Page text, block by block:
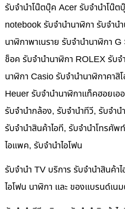
รับจำนำโน๊ตบุ๊ค Acer รับจำนำโน๊ต
notebook รับจำนำนาฬิกา รับจำน
นาฬิกาพาเนราย รับจำนำนาฬิกา
ช็อค รับจำนำนาฬิกา ROLEX รับจ
นาฬิกา Casio รับจำนำนาฬิกาคาสิ
Heuer รับจำนำนาฬิกาแท็คฮอยเอ
รับจำนำกล้อง, รับจำนำทีวี, รับจำ
รับจำนำสินค้าไอที, รับจำนำโทรศั
ไอแพค, รับจำนำไอโฟน
รับจำนำ TV บริการ รับจำนำสินค้า
ไอโฟน นาฬิกา และ ของแบรนด์เน